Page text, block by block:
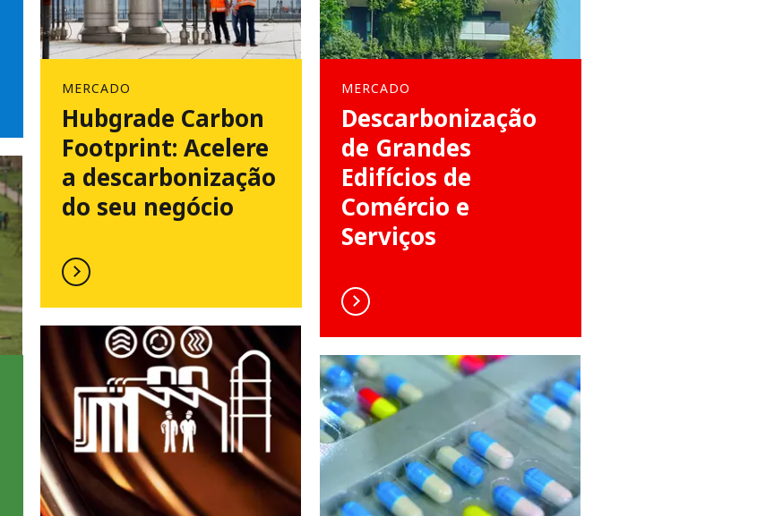
MERCADO
Hubgrade Carbon
Footprint: Acelere
a descarbonização
do seu negócio
MERCADO
Descarbonização
de Grandes
Edifícios de
Comércio e
Serviços